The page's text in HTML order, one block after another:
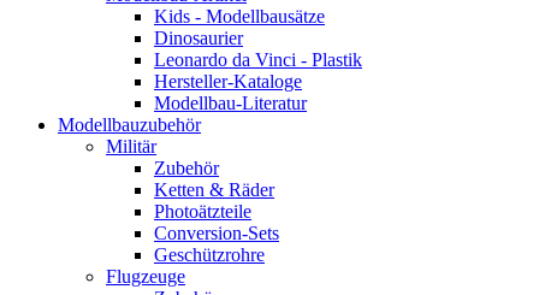
Kids - Modellbausätze
Dinosaurier
Leonardo da Vinci - Plastik
Hersteller-Kataloge
Modellbau-Literatur
Modellbauzubehör
Militär
Zubehör
Ketten & Räder
Photoätzteile
Conversion-Sets
Geschützrohre
Flugzeuge